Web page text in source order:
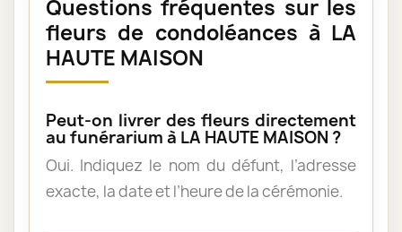
Questions fréquentes sur les
fleurs de condoléances à LA
HAUTE MAISON
Peut-on livrer des fleurs directement
au funérarium à LA HAUTE MAISON ?
Oui. Indiquez le nom du défunt, l’adresse
exacte, la date et l’heure de la cérémonie.